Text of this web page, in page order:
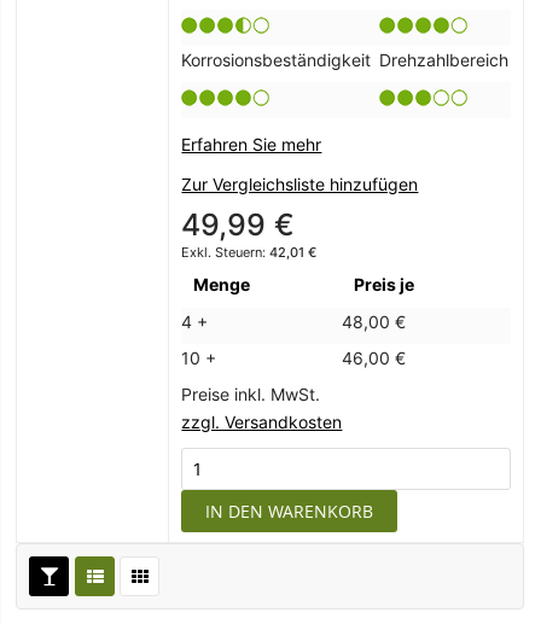
Korrosionsbeständigkeit Drehzahlbereich
Erfahren Sie mehr
Zur Vergleichsliste hinzufügen
49,99 €
42,01 €
Menge
Preis je
4 +
48,00 €
10 +
46,00 €
Preise inkl. MwSt.
zzgl. Versandkosten
IN DEN WARENKORB